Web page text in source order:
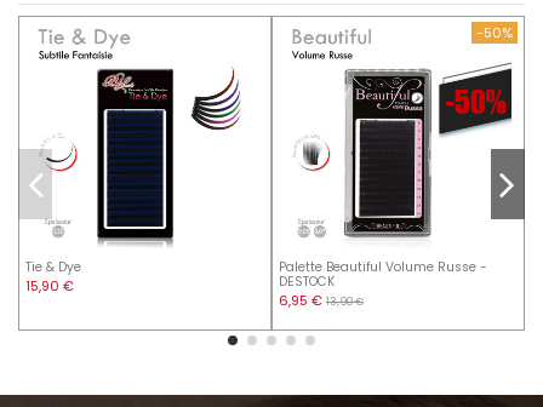
Tie & Dye
15,90 €
-50%
Palette Beautiful Volume Russe -
DESTOCK
6,95 € 13,90 €